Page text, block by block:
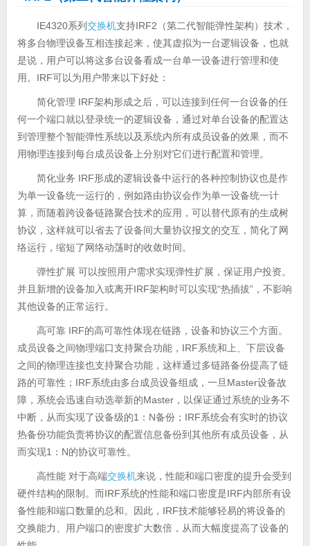
IE4320系列交换机支持IRF2（第二代智能弹性架构）技术，
将多台物理设备互相连接起来，使其虚拟为一台逻辑设备，也就
是说，用户可以将这多台设备看成一台单一设备进行管理和使
用。IRF可以为用户带来以下好处：
简化管理 IRF架构形成之后，可以连接到任何一台设备的任
何一个端口就以登录统一的逻辑设备，通过对单台设备的配置达
到管理整个智能弹性系统以及系统内所有成员设备的效果，而不
用物理连接到每台成员设备上分别对它们进行配置和管理。
简化业务 IRF形成的逻辑设备中运行的各种控制协议也是作
为单一设备统一运行的，例如路由协议会作为单一设备统一计
算，而随着跨设备链路聚合技术的应用，可以替代原有的生成树
协议，这样就可以省去了设备间大量协议报文的交互，简化了网
络运行，缩短了网络动荡时的收敛时间。
弹性扩展 可以按照用户需求实现弹性扩展，保证用户投资。
并且新增的设备加入或离开IRF架构时可以实现“热插拔”，不影响
其他设备的正常运行。
高可靠 IRF的高可靠性体现在链路，设备和协议三个方面。
成员设备之间物理端口支持聚合功能，IRF系统和上、下层设备
之间的物理连接也支持聚合功能，这样通过多链路备份提高了链
路的可靠性；IRF系统由多台成员设备组成，一旦Master设备故
障，系统会迅速自动选举新的Master，以保证通过系统的业务不
中断，从而实现了设备级的1：N备份；IRF系统会有实时的协议
热备份功能负责将协议的配置信息备份到其他所有成员设备，从
而实现1：N的协议可靠性。
高性能 对于高端交换机来说，性能和端口密度的提升会受到
硬件结构的限制。而IRF系统的性能和端口密度是IRF内部所有设
备性能和端口数量的总和。因此，IRF技术能够轻易的将设备的
交换能力、用户端口的密度扩大数倍，从而大幅度提高了设备的